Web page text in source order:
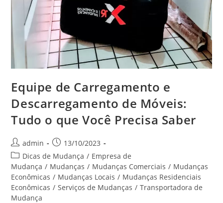
Equipe de Carregamento e
Descarregamento de Móveis:
Tudo o que Você Precisa Saber
admin
13/10/2023
Dicas de Mudança / Empresa de
Mudança / Mudanças / Mudanças Comerciais / Mudanças
Econômicas / Mudanças Locais / Mudanças Residenciais
Econômicas / Serviços de Mudanças / Transportadora de
Mudança